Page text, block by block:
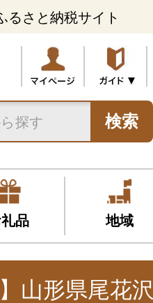
るさと納税サイト
検索
品 地域
山形県尾花